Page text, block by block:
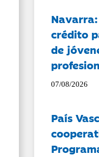
crédito
de
07/08/2026
País